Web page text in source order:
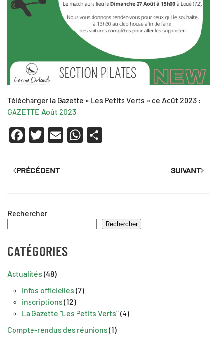
Télécharger la Gazette « Les Petits Verts » de Août 2023 :
GAZETTE Août 2023
Facebook
Twitter
EmailWhatsApp
PRÉCÉDENT SUIVANT
Rechercher
Rechercher
CATÉGORIES
Actualités (48)
infos officielles (7)
inscriptions (12)
La Gazette "Les Petits Verts"(4)
Compte-rendus des réunions (1)